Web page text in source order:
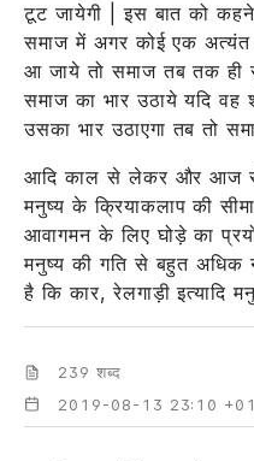
टूट जायेगी | इस बात को कहने
समाज में अगर कोई एक अत्यंत
आ जाये तो समाज तब तक ही
समाज का भार उठाये यदि
उसका भार उठाएगा तब तो
आदि काल से लेकर और आज
मनुष्य के क्रियाकलाप की
आवागमन के लिए घोड़े का
मनुष्य की गति से बहुत अधिक
है कि कार, रेलगाड़ी इत्यादि
239 शब्द
2019-08-13 23:10